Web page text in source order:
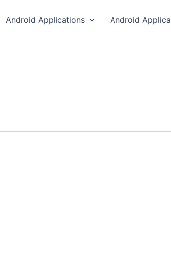
Android Applications Android